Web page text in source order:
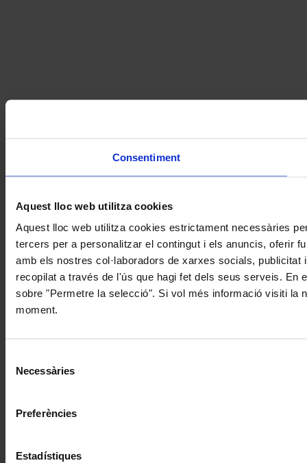
Consentiment
Aquest lloc web utilitza cookies
Aquest lloc web utilitza cookies estrictament necessàries
tercers per a personalitzar el contingut i els anuncis, oferir
amb els nostres col·laboradors de xarxes socials,
recopilat a través de l'ús que hagi fet dels seus serveis. En
sobre "Permetre la selecció". Si vol més informació visiti la
moment.
Necessàries
Preferències
Estadístiques